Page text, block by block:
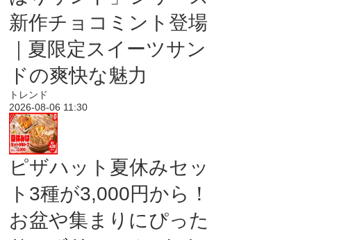
新作チョコミント登場
｜夏限定スイーツサン
ドの爽快な魅力
トレンド
2026-08-06 11:30
ピザハット夏休みセッ
ト3種が3,000円から！
お盆や集まりにぴった